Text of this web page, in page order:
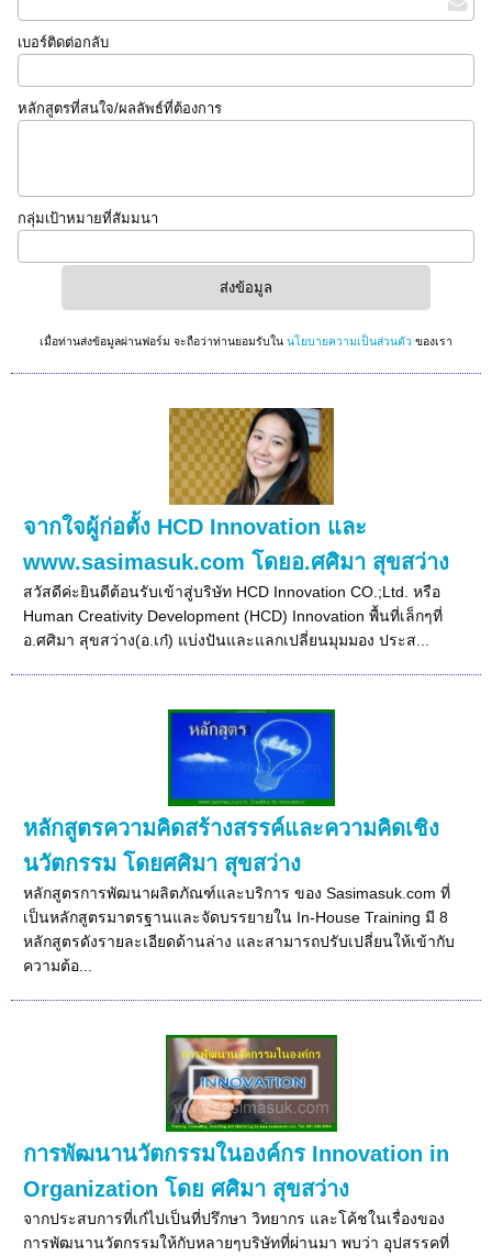
เบอร์ติดต่อกลับ
หลักสูตรที่สนใจ/ผลลัพธ์ที่ต้องการ
กลุ่มเป้าหมายที่สัมมนา
เมื่อท่านส่งข้อมูลผ่านฟอร์ม จะถือว่าท่านยอมรับใน นโยบายความเป็นส่วนตัว ของเรา
จากใจผู้ก่อตั้ง HCD Innovation และ
www.sasimasuk.com โดยอ.ศศิมา สุขสว่าง
สวัสดีค่ะยินดีต้อนรับเข้าสู่บริษัท HCD Innovation CO.;Ltd. หรือ
Human Creativity Development (HCD) Innovation พื้นที่เล็กๆที่
อ.ศศิมา สุขสว่าง(อ.เก๋) แบ่งปันและแลกเปลี่ยนมุมมอง ประส...
หลักสูตรความคิดสร้างสรรค์และความคิดเชิง
นวัตกรรม โดยศศิมา สุขสว่าง
หลักสูตรการพัฒนาผลิตภัณฑ์และบริการ ของ Sasimasuk.com ที่
เป็นหลักสูตรมาตรฐานและจัดบรรยายใน In-House Training มี 8
หลักสูตรดังรายละเอียดด้านล่าง และสามารถปรับเปลี่ยนให้เข้ากับ
ความต้อ...
การพัฒนานวัตกรรมในองค์กร Innovation in
Organization โดย ศศิมา สุขสว่าง
จากประสบการที่เก๋ไปเป็นที่ปรึกษา วิทยากร และโค้ชในเรื่องของ
การพัฒนานวัตกรรมให้กับหลายๆบริษัทที่ผ่านมา พบว่า อุปสรรคที่